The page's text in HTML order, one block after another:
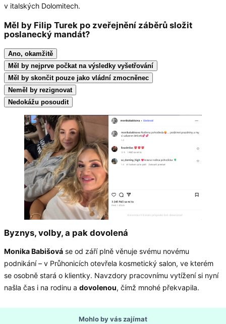
v italských Dolomitech.
Měl by Filip Turek po zveřejnění záběrů složit
poslanecký mandát?
Ano, okamžitě
Měl by nejprve počkat na výsledky vyšetřování
Měl by skončit pouze jako vládní zmocněnec
Neměl by rezignovat
Nedokážu posoudit
Byznys, volby, a pak dovolená
Monika Babišová se od září plně věnuje svému novému
podnikání – v Průhonicích otevřela kosmetický salon, ve kterém
se osobně stará o klientky. Navzdory pracovnímu vytížení si nyní
našla čas i na rodinu a dovolenou, čímž mnohé překvapila.
Mohlo by vás zajímat